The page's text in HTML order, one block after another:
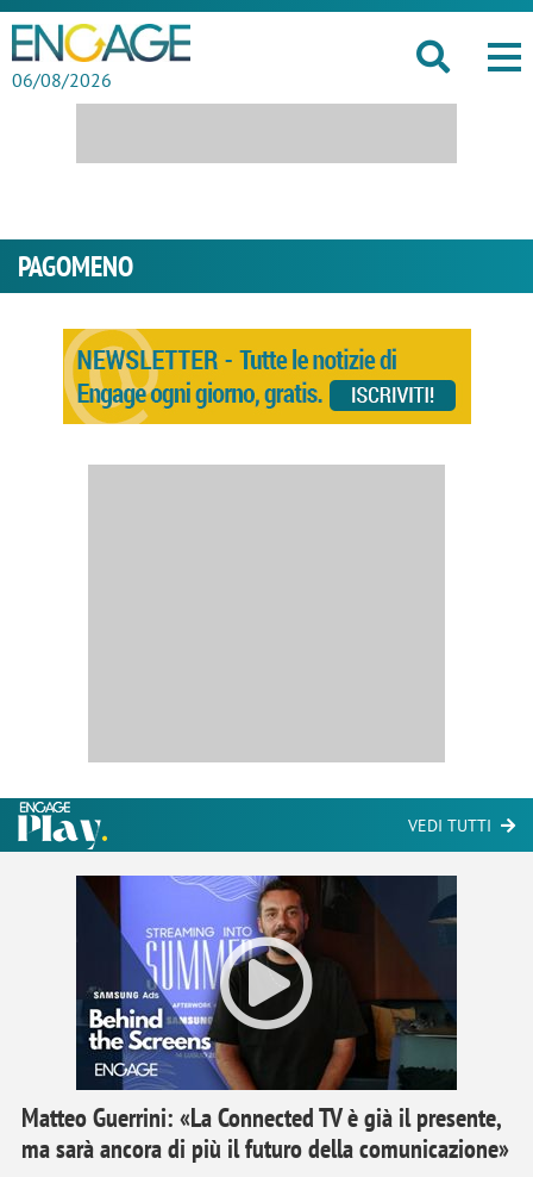
06/08/2026
PAGOMENO
VEDI TUTTI
Matteo Guerrini: «La Connected TV è già il presente,
ma sarà ancora di più il futuro della comunicazione»